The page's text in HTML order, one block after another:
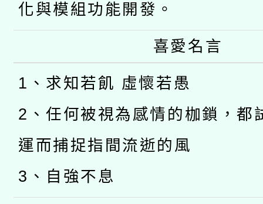
化與模組功能開發。
喜愛名言
1、求知若飢 虛懷若愚
2、任何被視為感情的枷鎖，都
運而捕捉指間流逝的風
3、自強不息